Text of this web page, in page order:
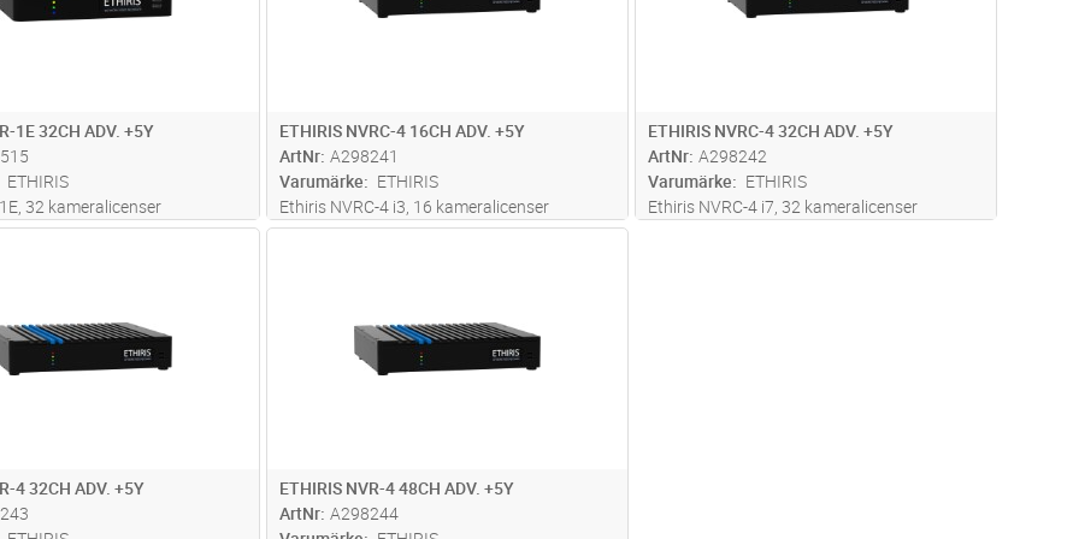
1E 32CH ADV. +5Y
ETHIRIS
32 kameralicenser
Advanced med 5års fria
ETHIRIS NVRC-4 16CH ADV. +5Y
ArtNr A298241
Varumärke
ETHIRIS
Ethiris NVRC-4 i3, 16 kameralicenser
funktionsnivå Advanced med 5års fria
...läs mer
ETHIRIS NVRC-4 32CH ADV. +5Y
ArtNr A298242
Varumärke
ETHIRIS
Ethiris NVRC-4 i7, 32 kameralicenser
4 32CH ADV. +5Y
ETHIRIS NVR-4 48CH ADV. +5Y
ArtNr A298244